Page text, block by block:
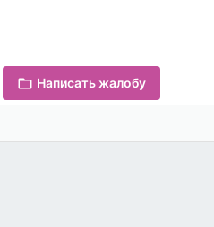
Написать жалобу